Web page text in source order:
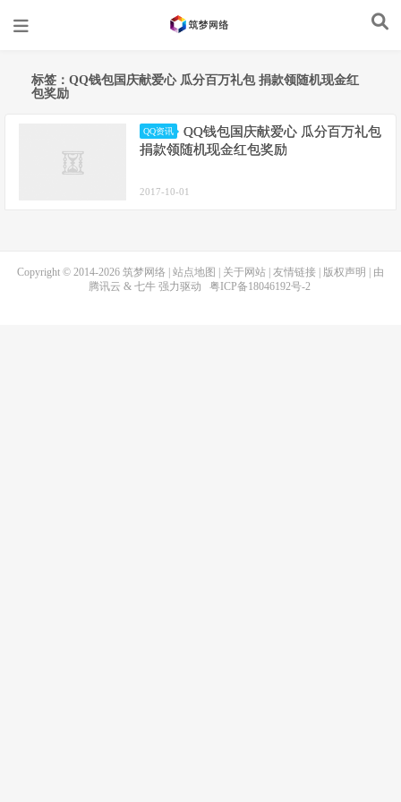
标签：QQ钱包国庆献爱心 瓜分百万礼包 捐款领随机现金红
包奖励
QQ资讯
QQ钱包国庆献爱心 瓜分百万礼包
捐款领随机现金红包奖励
2017-10-01
Copyright © 2014-2026 筑梦网络 站点地图 关于网站 友情链接 版权声明
| 由
腾讯云 & 七牛强力驱动 粤ICP备18046192号-2